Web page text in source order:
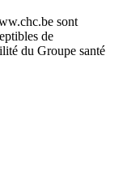
sont
de
du Groupe santé